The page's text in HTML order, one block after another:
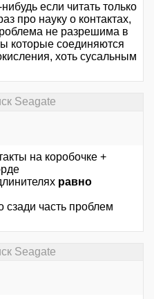
если читать только
про науку о контактах,
не разрешима в
которые соединяются
хоть сусальным
Seagate
на коробочке +
равно
сзади часть проблем
Seagate